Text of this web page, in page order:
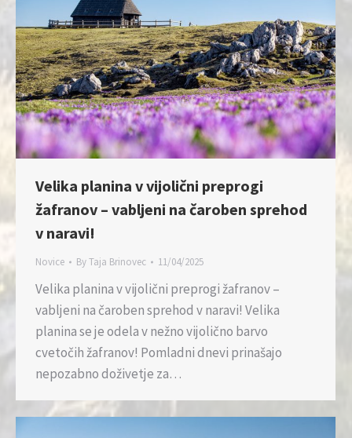
Velika planina v vijolični preprogi
žafranov – vabljeni na čaroben sprehod
v naravi!
Novice ByTaja Brinovec 11/04/2025
Velika planina v vijolični preprogi žafranov –
vabljeni na čaroben sprehod v naravi! Velika
planina se je odela v nežno vijolično barvo
cvetočih žafranov! Pomladni dnevi prinašajo
nepozabno doživetje za…